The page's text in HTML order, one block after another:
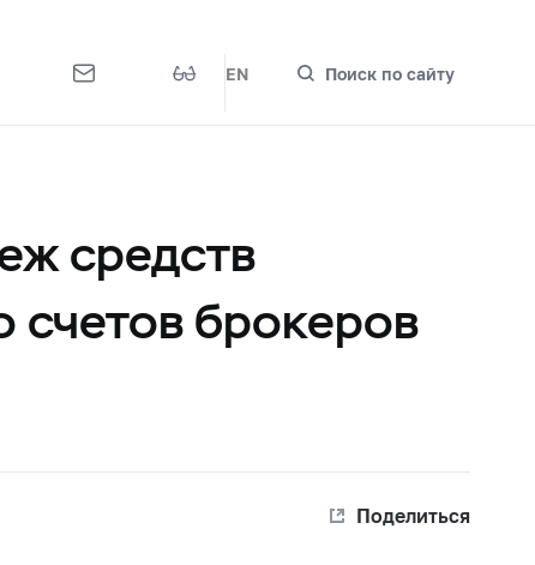
EN Поиск по сайту
средств
счетов брокеров
Поделиться